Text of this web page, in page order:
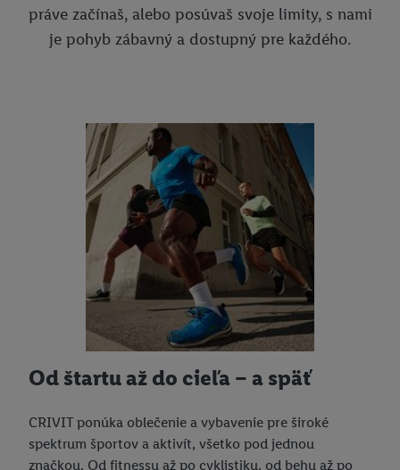
práve začínaš, alebo posúvaš svoje limity, s nami
je pohyb zábavný a dostupný pre každého.
Od štartu až do cieľa – a späť
CRIVIT ponúka oblečenie a vybavenie pre široké
spektrum športov a aktivít, všetko pod jednou
značkou. Od fitnessu až po cyklistiku, od behu až po